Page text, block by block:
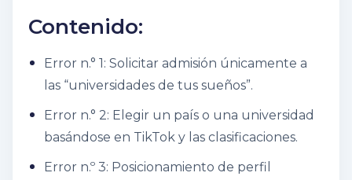
Contenido:
Error n.° 1: Solicitar admisión únicamente a
las “universidades de tus sueños”.
Error n.° 2: Elegir un país o una universidad
basándose en TikTok y las clasificaciones.
Error n.º 3: Posicionamiento de perfil